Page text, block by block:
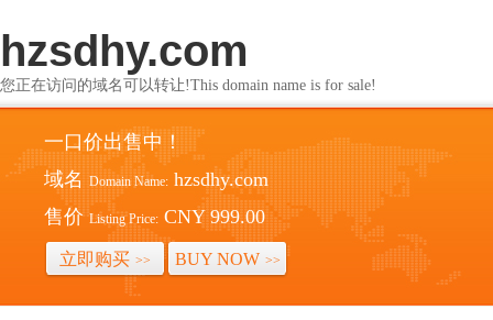
hzsdhy.com
您正在访问的域名可以转让!This domain name is for sale!
一口价出售中！
域名 Domain Name: hzsdhy.com
售价 Listing Price: CNY 999.00
立即购买 >> BUY NOW >>